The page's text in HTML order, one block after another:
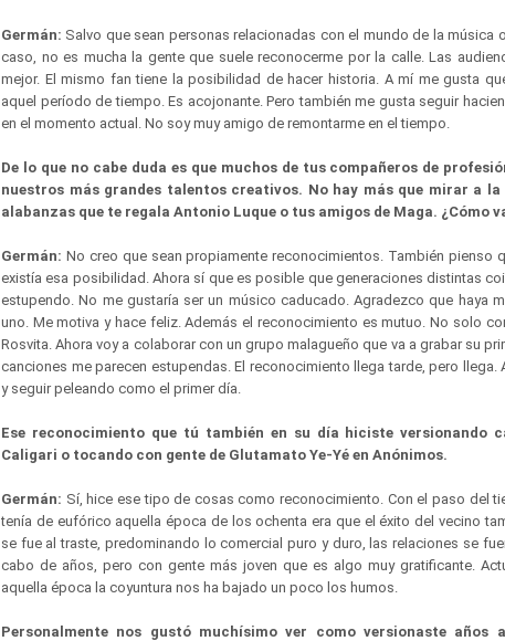
Germán: Salvo que sean personas relacionadas con el mundo de la música
caso, no es mucha la gente que suele reconocerme por la calle. Las
mejor. El mismo fan tiene la posibilidad de hacer historia. A mí me gusta
aquel período de tiempo. Es acojonante. Pero también me gusta seguir
en el momento actual. No soy muy amigo de remontarme en el tiempo.
De lo que no cabe duda es que muchos de tus compañeros de
nuestros más grandes talentos creativos. No hay más que mirar a
alabanzas que te regala Antonio Luque o tus amigos de Maga. ¿Cómo
Germán: No creo que sean propiamente reconocimientos. También pienso
existía esa posibilidad. Ahora sí que es posible que generaciones distintas
estupendo. No me gustaría ser un músico caducado. Agradezco que haya
uno. Me motiva y hace feliz. Además el reconocimiento es mutuo. No solo
Rosvita. Ahora voy a colaborar con un grupo malagueño que va a grabar su
canciones me parecen estupendas. El reconocimiento llega tarde, pero llega.
y seguir peleando como el primer día.
Ese reconocimiento que tú también en su día hiciste versionando
Caligari o tocando con gente de Glutamato Ye-Yé en Anónimos.
Germán: Sí, hice ese tipo de cosas como reconocimiento. Con el paso del
tenía de eufórico aquella época de los ochenta era que el éxito del vecino
se fue al traste, predominando lo comercial puro y duro, las relaciones se
cabo de años, pero con gente más joven que es algo muy gratificante.
aquella época la coyuntura nos ha bajado un poco los humos.
Personalmente nos gustó muchísimo ver como versionaste años